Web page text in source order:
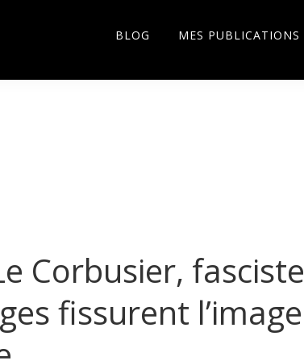
BLOG MES PUBLICATIONS
Corbusier, fasciste
fissurent l’image